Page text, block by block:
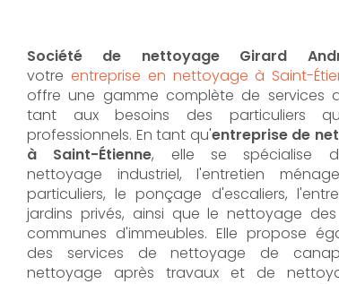
Société de nettoyage Girard
votre entreprise en nettoyage à Saint-
offre une gamme complète de services
tant aux besoins des particuliers
professionnels. En tant qu'entreprise de
à Saint-Étienne,
elle se spécialise
nettoyage industriel, l'entretien
particuliers, le ponçage d'escaliers,
jardins privés, ainsi que le nettoyage
communes d'immeubles. Elle propose
des services de nettoyage de
nettoyage après travaux et de